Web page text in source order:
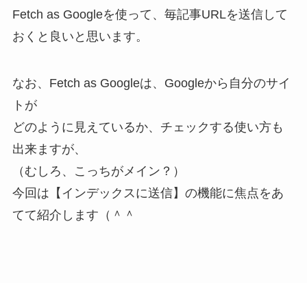
Fetch as Googleを使って、毎記事URLを送信して
おくと良いと思います。
なお、Fetch as Googleは、Googleから自分のサイ
トが
どのように見えているか、チェックする使い方も
出来ますが、
（むしろ、こっちがメイン？）
今回は【インデックスに送信】の機能に焦点をあ
てて紹介します（＾＾